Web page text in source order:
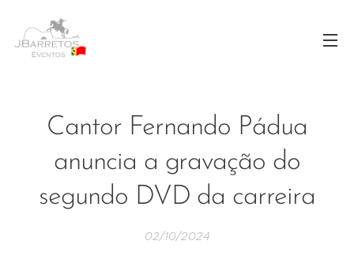
Cantor Fernando Pádua
anuncia a gravação do
segundo DVD da carreira
02/10/2024